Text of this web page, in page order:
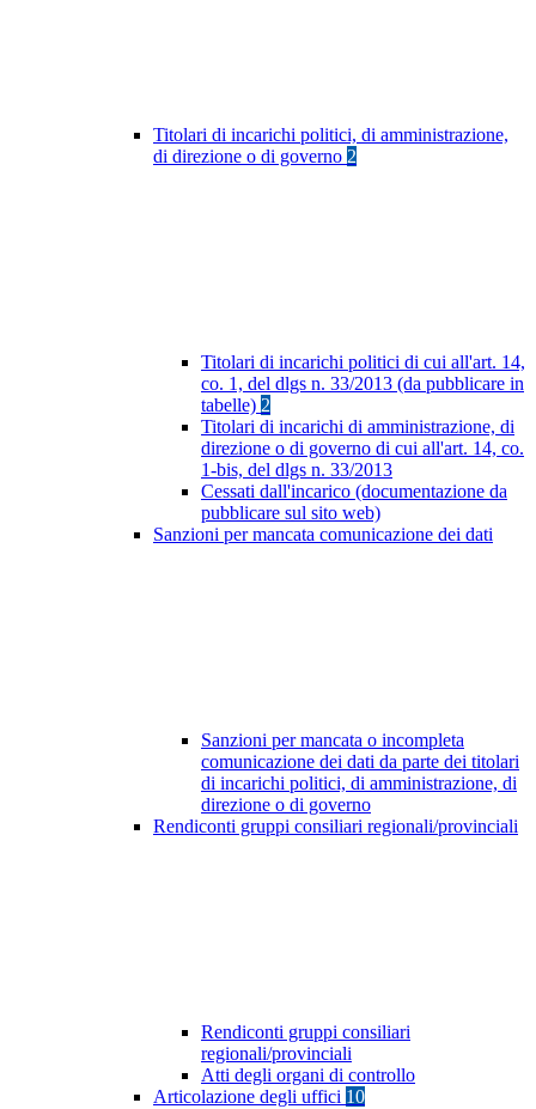
Titolari di incarichi politici, di amministrazione,
di direzione o di governo 2
Titolari di incarichi politici di cui all'art. 14,
co. 1, del dlgs n. 33/2013 (da pubblicare in
tabelle) 2
Titolari di incarichi di amministrazione, di
direzione o di governo di cui all'art. 14, co.
1-bis, del dlgs n. 33/2013
Cessati dall'incarico (documentazione da
pubblicare sul sito web)
Sanzioni per mancata comunicazione dei dati
Sanzioni per mancata o incompleta
comunicazione dei dati da parte dei titolari
di incarichi politici, di amministrazione, di
direzione o di governo
Rendiconti gruppi consiliari regionali/provinciali
Rendiconti gruppi consiliari
regionali/provinciali
Atti degli organi di controllo
Articolazione degli uffici 10